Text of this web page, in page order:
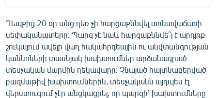
Դեպքից 20 օր անց դեռ չի հարցաքննվել տոնավաճառի
սեփականատերը։ Պարզ չէ նաև հարցաքննվե՞լ է արդյոք
շուկայում ավելի վաղ հակահրդեային ու անվտանգության
կաննոների տասնյակ խախտումներ արձանագրած
տեսչական մարմին ղեկավարը։ Չնայած հայտնաբերված
բազմաթիվ խախտումներին, տեսչականն այդպես էլ
վերստուգում չէր անցկացրել, որ պարզի՝ խախտումները